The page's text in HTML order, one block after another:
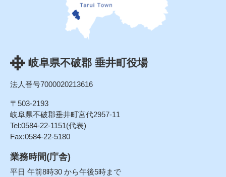
岐阜県不破郡 垂井町役場
法人番号7000020213616
〒503-2193
岐阜県不破郡垂井町宮代2957-11
Tel:0584-22-1151(代表)
Fax:0584-22-5180
業務時間(庁舎)
平日 午前8時30 から午後5時まで